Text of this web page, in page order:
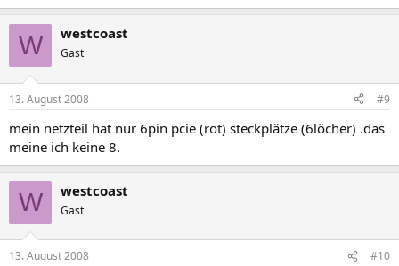
W westcoast
Gast
13. August 2008 #9
mein netzteil hat nur 6pin pcie (rot) steckplätze (6löcher) .das
meine ich keine 8.
W westcoast
Gast
13. August 2008 #10